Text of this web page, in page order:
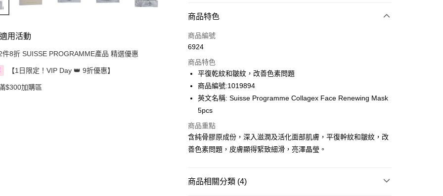
用活動
件8折 SUISSE PROGRAMME產品 精選優惠
【1日限定！VIP Day 👑 9折優惠】
$300加購區
付款方式
信用卡
AlipayHK
PayMe
WeChat Pay
BoC Pay
商品特色
商品編號
6924
商品特色
平復乾紋和皺紋，改善色素問題
商品編號:1019894
英文名稱: Suisse Programme Collagex Face Renewing Mask
5pcs
商品重點
含純骨膠原成份，深入滋潤及活化面部肌膚，平復幹紋和皺紋，改
善色素問題，皮膚顯得緊致細滑，亮澤晶瑩。
商品相關分類 (4)